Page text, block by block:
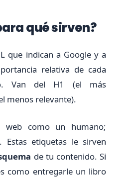
qué sirven?
que indican a Google y a
relativa de cada
Van del H1 (el más
menos relevante).
web como un humano;
Estas etiquetas le sirven
de tu contenido. Si
como entregarle un libro